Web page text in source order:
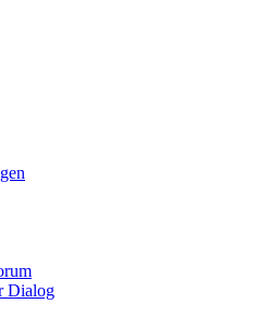
Dialog